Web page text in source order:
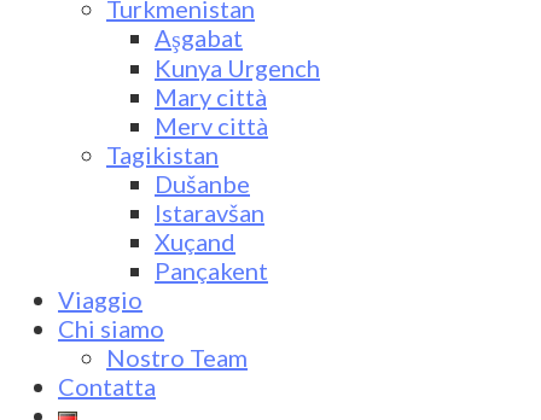
Turkmenistan
Aşgabat
Kunya Urgench
Mary città
Merv città
Tagikistan
Dušanbe
Istaravšan
Xuçand
Pançakent
Viaggio
Chi siamo
Nostro Team
Contatta